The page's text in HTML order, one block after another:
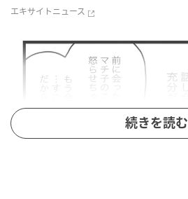
エキサイトニュース
続きを読む